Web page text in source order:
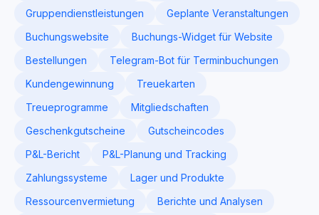
Gruppendienstleistungen
Geplante Veranstaltungen
Buchungswebsite
Buchungs-Widget für Website
Bestellungen
Telegram-Bot für Terminbuchungen
Kundengewinnung
Treuekarten
Treueprogramme
Mitgliedschaften
Geschenkgutscheine
Gutscheincodes
P&L-Bericht
P&L-Planung und Tracking
Zahlungssysteme
Lager und Produkte
Ressourcenvermietung
Berichte und Analysen